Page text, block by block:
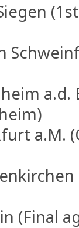
a.d.
a.M.
(Final